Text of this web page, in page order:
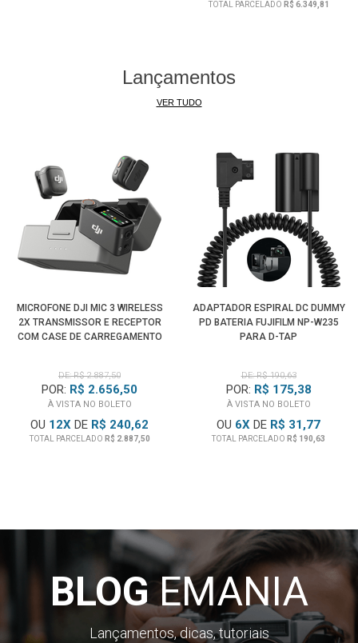
TOTAL PARCELADO R$ 6.349,81
Lançamentos
VER TUDO
MICROFONE DJI MIC 3 WIRELESS
2X TRANSMISSOR E RECEPTOR
COM CASE DE CARREGAMENTO
DE: R$ 2.887,50
POR: R$ 2.656,50
À VISTA NO BOLETO
OU 12X DE R$ 240,62
TOTAL PARCELADO R$ 2.887,50
ADAPTADOR ESPIRAL DC DUMMY
PD BATERIA FUJIFILM NP-W235
PARA D-TAP
DE: R$ 190,63
POR: R$ 175,38
À VISTA NO BOLETO
OU 6X DE R$ 31,77
TOTAL PARCELADO R$ 190,63
BLOGEMANIA
Lançamentos, dicas, tutoriais